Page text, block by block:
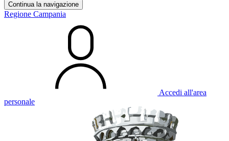
Continua la navigazione
Regione Campania
Accedi all'area
personale